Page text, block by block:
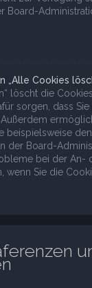
Board-
„Alle Cookies
löscht die
sorgen, dass
beispielsweise den
der Board-
bei der An-
wenn Sie die